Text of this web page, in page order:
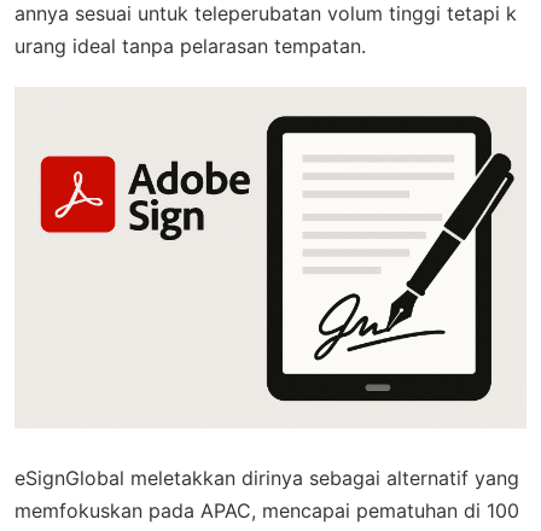
annya sesuai untuk teleperubatan volum tinggi tetapi k
urang ideal tanpa pelarasan tempatan.
eSignGlobal meletakkan dirinya sebagai alternatif yang
memfokuskan pada APAC, mencapai pematuhan di 100